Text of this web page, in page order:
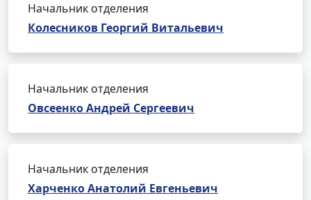
Начальник отделения
Колесников Георгий Витальевич
Начальник отделения
Овсеенко Андрей Сергеевич
Начальник отделения
Харченко Анатолий Евгеньевич